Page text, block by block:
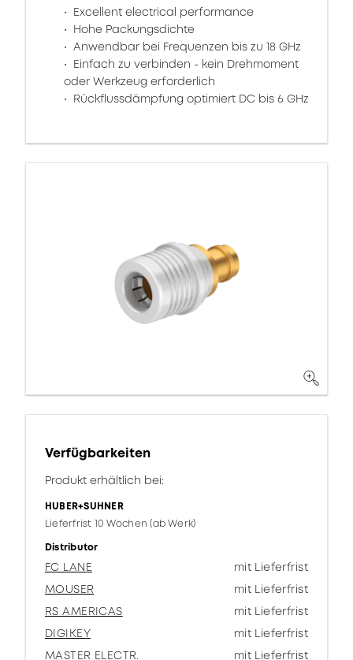
Excellent electrical performance
Hohe Packungsdichte
Anwendbar bei Frequenzen bis zu 18 GHz
Einfach zu verbinden - kein Drehmoment
oder Werkzeug erforderlich
Rückflussdämpfung optimiert DC bis 6 GHz
Verfügbarkeiten
Produkt erhältlich bei:
HUBER+SUHNER
Lieferfrist 10 Wochen (ab Werk)
Distributor
FC LANE
mit Lieferfrist
MOUSER
mit Lieferfrist
RS AMERICAS
mit Lieferfrist
DIGIKEY
mit Lieferfrist
MASTER ELECTR.
mit Lieferfrist